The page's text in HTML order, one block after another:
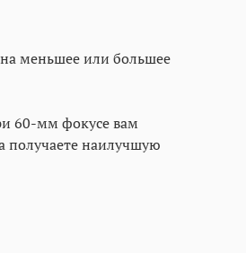
меньшее или большее
60-мм фокусе вам
получаете наилучшую